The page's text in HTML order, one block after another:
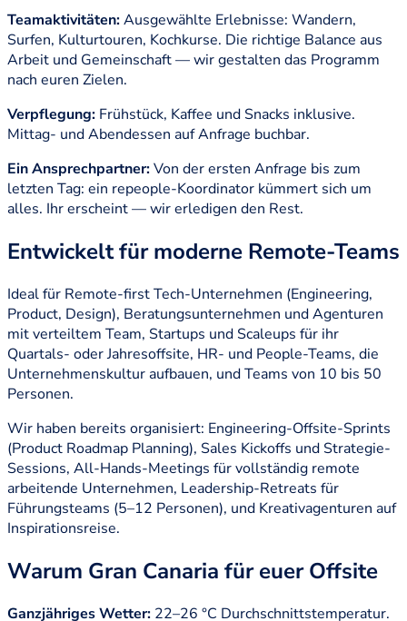
Teamaktivitäten:Ausgewählte Erlebnisse: Wandern,
Surfen, Kulturtouren, Kochkurse. Die richtige Balance aus
Arbeit und Gemeinschaft — wir gestalten das Programm
nach euren Zielen.
Verpflegung: Frühstück, Kaffee und Snacks inklusive.
Mittag- und Abendessen auf Anfrage buchbar.
Ein Ansprechpartner:Von der ersten Anfrage bis zum
letzten Tag: ein repeople-Koordinator kümmert sich um
alles. Ihr erscheint — wir erledigen den Rest.
Entwickelt für moderne Remote-Teams
Ideal für Remote-first Tech-Unternehmen (Engineering,
Product, Design), Beratungsunternehmen und Agenturen
mit verteiltem Team, Startups und Scaleups für ihr
Quartals- oder Jahresoffsite, HR- und People-Teams, die
Unternehmenskultur aufbauen, und Teams von 10 bis 50
Personen.
Wir haben bereits organisiert: Engineering-Offsite-Sprints
(Product Roadmap Planning), Sales Kickoffs und Strategie-
Sessions, All-Hands-Meetings für vollständig remote
arbeitende Unternehmen, Leadership-Retreats für
Führungsteams (5–12 Personen), und Kreativagenturen auf
Inspirationsreise.
Warum Gran Canaria für euer Offsite
Ganzjähriges Wetter: 22–26 °C Durchschnittstemperatur.